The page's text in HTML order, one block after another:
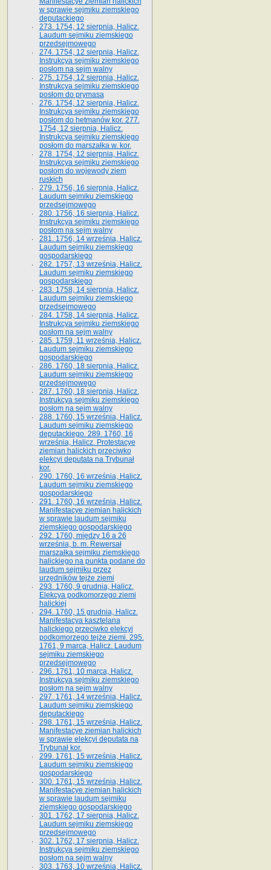
w sprawie sejmiku ziemskiego
deputackiego
273. 1754, 12 sierpnia, Halicz.
Laudum sejmiku ziemskiego
przedsejmowego
274. 1754, 12 sierpnia, Halicz.
Instrukcya sejmiku ziemskiego
posłom na sejm walny
275. 1754, 12 sierpnia, Halicz.
Instrukcya sejmiku ziemskiego
posłom do prymasa
276. 1754, 12 sierpnia, Halicz.
Instrukcya sejmiku ziemskiego
posłom do hetmanów kor. 277.
1754, 12 sierpnia, Halicz.
Instrukcya sejmiku ziemskiego
posłom do marszałka w. kor.
278. 1754, 12 sierpnia, Halicz.
Instrukcya sejmiku ziemskiego
posłom do wojewody ziem
ruskich
279. 1756, 16 sierpnia, Halicz.
Laudum sejmiku ziemskiego
przedsejmowego
280. 1756, 16 sierpnia, Halicz.
Instrukcya sejmiku ziemskiego
posłom na sejm walny
281. 1756, 14 września, Halicz.
Laudum sejmiku ziemskiego
gospodarskiego
282. 1757, 13 września, Halicz.
Laudum sejmiku ziemskiego
gospodarskiego
283. 1758, 14 sierpnia, Halicz.
Laudum sejmiku ziemskiego
przedsejmowego
284. 1758, 14 sierpnia, Halicz.
Instrukcya sejmiku ziemskiego
posłom na sejm walny
285. 1759, 11 września, Halicz.
Laudum sejmiku ziemskiego
gospodarskiego
286. 1760, 18 sierpnia, Halicz.
Laudum sejmiku ziemskiego
przedsejmowego
287. 1760, 18 sierpnia, Halicz.
Instrukcya sejmiku ziemskiego
posłom na sejm walny
288. 1760, 15 września, Halicz.
Laudum sejmiku ziemskiego
deputackiego. 289. 1760, 16
września, Halicz. Protestacye
ziemian halickich przeciwko
elekcyi deputata na Trybunał
kor.
290. 1760, 16 września, Halicz.
Laudum sejmiku ziemskiego
gospodarskiego
291. 1760, 16 września, Halicz.
Manifestacye ziemian halickich
w sprawie laudum sejmiku
ziemskiego gospodarskiego
292. 1760, między 16 a 26
września, b. m. Rewersał
marszałka sejmiku ziemskiego
halickiego na punkta podane do
laudum sejmiku przez
urzędników tejże ziemi
293. 1760, 9 grudnia, Halicz.
Elekcya podkomorzego ziemi
halickiej
294. 1760, 15 grudnia, Halicz.
Manifestacya kasztelana
halickiego przeciwko elekcyi
podkomorzego tejże ziemi. 295.
1761, 9 marca, Halicz. Laudum
sejmiku ziemskiego
przedsejmowego
296. 1761, 10 marca, Halicz.
Instrukcya sejmiku ziemskiego
posłom na sejm walny
297. 1761, 14 września, Halicz.
Laudum sejmiku ziemskiego
deputackiego
298. 1761, 15 września, Halicz.
Manifestacye ziemian halickich
w sprawie elekcyi deputata na
Trybunał kor.
299. 1761, 15 września, Halicz.
Laudum sejmiku ziemskiego
gospodarskiego
300. 1761, 15 września, Halicz.
Manifestacye ziemian halickich
w sprawie laudum sejmiku
ziemskiego gospodarskiego
301. 1762, 17 sierpnia, Halicz.
Laudum sejmiku ziemskiego
przedsejmowego
302. 1762, 17 sierpnia, Halicz.
Instrukcya sejmiku ziemskiego
posłom na sejm walny
303. 1763, 10 września, Halicz.